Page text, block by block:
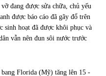
đang được sửa chữa, chủ yếu
được báo cáo đã gãy đổ trên
sinh hoạt đã được khôi phục và
vẫn nên đun sôi nước trước